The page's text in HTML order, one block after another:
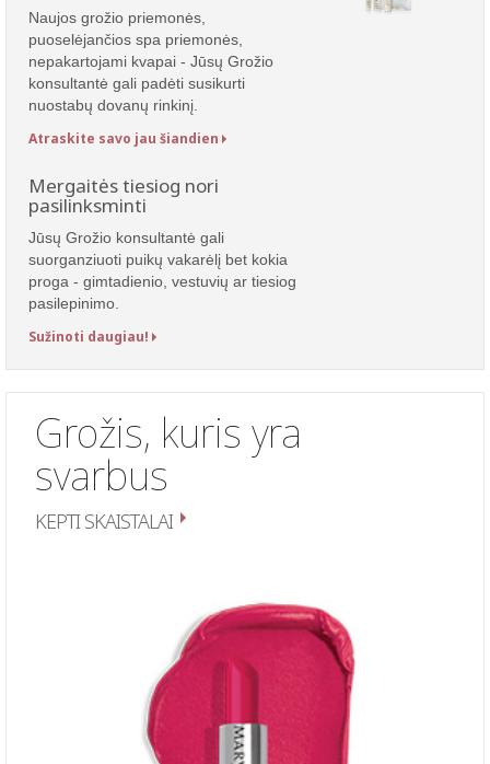
Naujos grožio priemonės,
puoselėjančios spa priemonės,
nepakartojami kvapai - Jūsų Grožio
konsultantė gali padėti susikurti
nuostabų dovanų rinkinį.
Atraskite savo jau šiandien
Mergaitės tiesiog nori
pasilinksminti
Jūsų Grožio konsultantė gali
suorganziuoti puikų vakarėlį bet kokia
proga - gimtadienio, vestuvių ar tiesiog
pasilepinimo.
Sužinoti daugiau!
Grožis, kuris yra
svarbus
KEPTI SKAISTALAI